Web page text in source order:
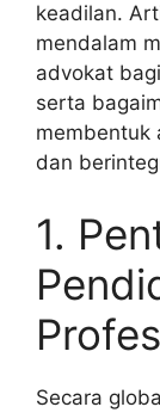
keadilan.
mendalam
advokat
serta
membentuk
dan
1.
Secara